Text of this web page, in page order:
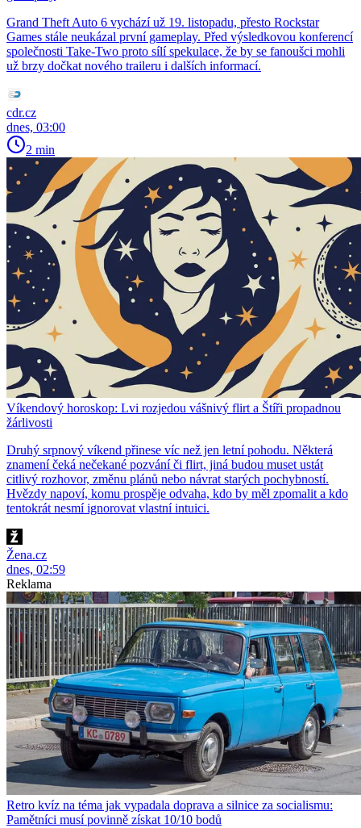
Grand Theft Auto 6 vychází už 19. listopadu, přesto Rockstar
Games stále neukázal první gameplay. Před výsledkovou konferencí
společnosti Take-Two proto sílí spekulace, že by se fanoušci mohli
už brzy dočkat nového traileru i dalších informací.
cdr.cz
dnes, 03:00
2 min
Víkendový horoskop: Lvi rozjedou vášnivý flirt a Štíři propadnou
žárlivosti
Druhý srpnový víkend přinese víc než jen letní pohodu. Některá
znamení čeká nečekané pozvání či flirt, jiná budou muset ustát
citlivý rozhovor, změnu plánů nebo návrat starých pochybností.
Hvězdy napoví, komu prospěje odvaha, kdo by měl zpomalit a kdo
tentokrát nesmí ignorovat vlastní intuici.
Žena.cz
dnes, 02:59
Reklama
Retro kvíz na téma jak vypadala doprava a silnice za socialismu:
Pamětníci musí povinně získat 10/10 bodů